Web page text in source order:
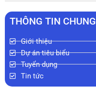
THÔNG TIN CHUNG
Giới thiệu
Dự án tiêu biểu
Tuyển dụng
Tin tức